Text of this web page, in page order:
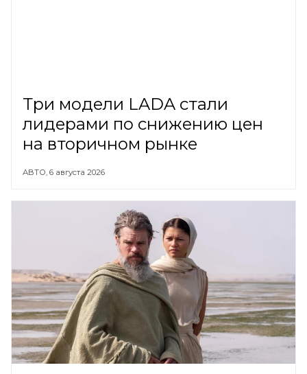
Три модели LADA стали
лидерами по снижению цен
на вторичном рынке
АВТО, 6 августа 2026